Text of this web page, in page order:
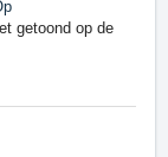
getoond op de